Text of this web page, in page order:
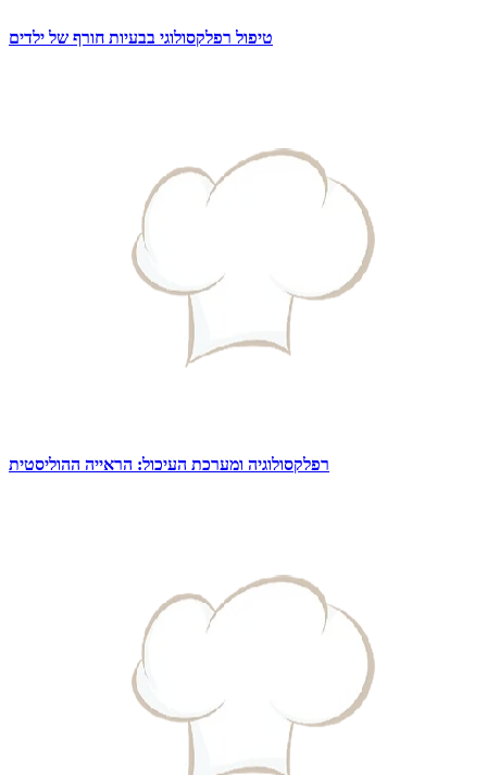
טיפול רפלקסולוגי בבעיות חורף של ילדים
רפלקסולוגיה ומערכת העיכול: הראייה ההוליסטית